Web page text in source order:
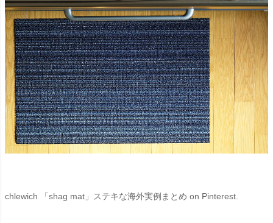
chlewich 「shag mat」ステキな海外実例まとめ on Pinterest.